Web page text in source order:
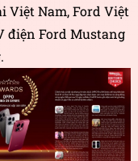
Việt Nam, Ford Việt
điện Ford Mustang